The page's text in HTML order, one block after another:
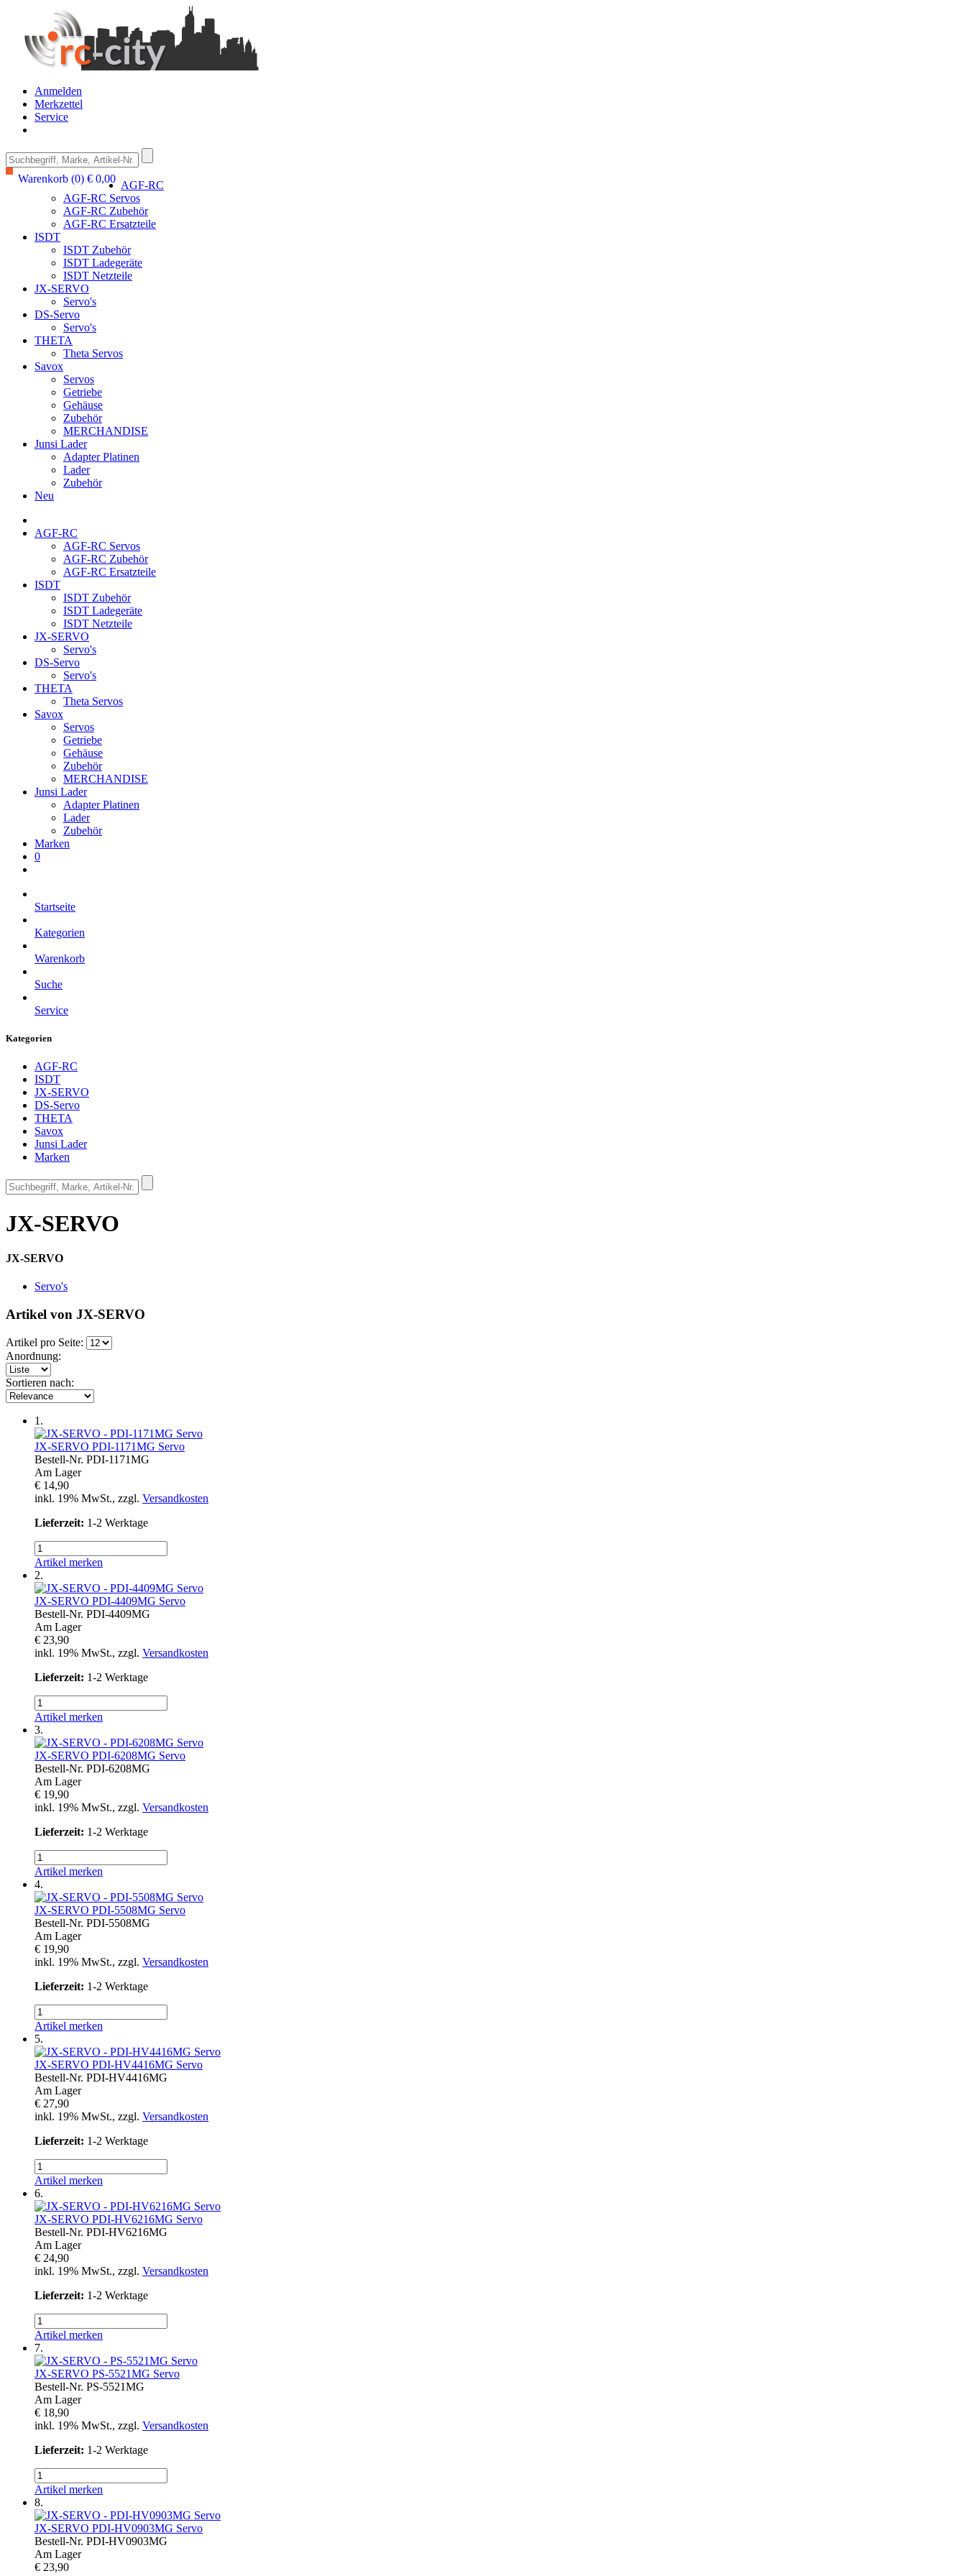
Anmelden
Merkzettel
Service
Warenkorb (0) € 0,00
AGF-RC
AGF-RC Servos
AGF-RC Zubehör
AGF-RC Ersatzteile
ISDT
ISDT Zubehör
ISDT Ladegeräte
ISDT Netzteile
JX-SERVO
Servo's
DS-Servo
Servo's
THETA
Theta Servos
Savox
Servos
Getriebe
Gehäuse
Zubehör
MERCHANDISE
Junsi Lader
Adapter Platinen
Lader
Zubehör
Neu
AGF-RC
AGF-RC Servos
AGF-RC Zubehör
AGF-RC Ersatzteile
ISDT
ISDT Zubehör
ISDT Ladegeräte
ISDT Netzteile
JX-SERVO
Servo's
DS-Servo
Servo's
THETA
Theta Servos
Savox
Servos
Getriebe
Gehäuse
Zubehör
MERCHANDISE
Junsi Lader
Adapter Platinen
Lader
Zubehör
Marken
0
Startseite
Kategorien
Warenkorb
Suche
Service
Kategorien
AGF-RC
ISDT
JX-SERVO
DS-Servo
THETA
Savox
Junsi Lader
Marken
JX-SERVO
JX-SERVO
Servo's
Artikel von JX-SERVO
Artikel pro Seite:
Anordnung:
Sortieren nach:
1.
JX-SERVO PDI-1171MG Servo
Bestell-Nr. PDI-1171MG
Am Lager
€ 14,90
inkl. 19% MwSt., zzgl. Versandkosten
Lieferzeit: 1-2 Werktage
Artikel merken
2.
JX-SERVO PDI-4409MG Servo
Bestell-Nr. PDI-4409MG
Am Lager
€ 23,90
inkl. 19% MwSt., zzgl. Versandkosten
Lieferzeit: 1-2 Werktage
Artikel merken
3.
JX-SERVO PDI-6208MG Servo
Bestell-Nr. PDI-6208MG
Am Lager
€ 19,90
inkl. 19% MwSt., zzgl. Versandkosten
Lieferzeit: 1-2 Werktage
Artikel merken
4.
JX-SERVO PDI-5508MG Servo
Bestell-Nr. PDI-5508MG
Am Lager
€ 19,90
inkl. 19% MwSt., zzgl. Versandkosten
Lieferzeit: 1-2 Werktage
Artikel merken
5.
JX-SERVO PDI-HV4416MG Servo
Bestell-Nr. PDI-HV4416MG
Am Lager
€ 27,90
inkl. 19% MwSt., zzgl. Versandkosten
Lieferzeit: 1-2 Werktage
Artikel merken
6.
JX-SERVO PDI-HV6216MG Servo
Bestell-Nr. PDI-HV6216MG
Am Lager
€ 24,90
inkl. 19% MwSt., zzgl. Versandkosten
Lieferzeit: 1-2 Werktage
Artikel merken
7.
JX-SERVO PS-5521MG Servo
Bestell-Nr. PS-5521MG
Am Lager
€ 18,90
inkl. 19% MwSt., zzgl. Versandkosten
Lieferzeit: 1-2 Werktage
Artikel merken
8.
JX-SERVO PDI-HV0903MG Servo
Bestell-Nr. PDI-HV0903MG
Am Lager
€ 23,90